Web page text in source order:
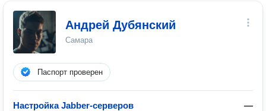
Андрей Дубянский
Самара
Паспорт проверен
Настройка Jabber-серверов —